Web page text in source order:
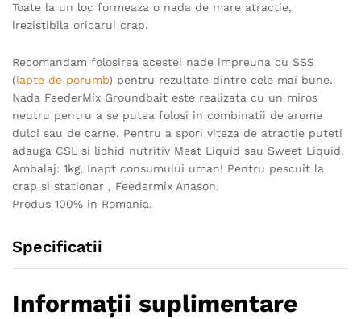
Toate la un loc formeaza o nada de mare atractie,
irezistibila oricarui crap.
Recomandam folosirea acestei nade impreuna cu SSS
(lapte de porumb) pentru rezultate dintre cele mai bune.
Nada FeederMix Groundbait este realizata cu un miros
neutru pentru a se putea folosi in combinatii de arome
dulci sau de carne. Pentru a spori viteza de atractie puteti
adauga CSL si lichid nutritiv Meat Liquid sau Sweet Liquid.
Ambalaj: 1kg, Inapt consumului uman! Pentru pescuit la
crap si stationar , Feedermix Anason.
Produs 100% in Romania.
Specificatii
Informații suplimentare